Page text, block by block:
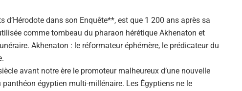
d’Hérodote dans son Enquête**, est que 1 200 ans après sa
comme tombeau du pharaon hérétique Akhenaton et
Akhenaton : le réformateur éphémère, le prédicateur du
avant notre ère le promoteur malheureux d’une nouvelle
égyptien multi-millénaire. Les Égyptiens ne le
Si tu veux arrêter de faire ce que tu
fais, arrête d'être ce que tu n'es
Alejandro Jodorowsky